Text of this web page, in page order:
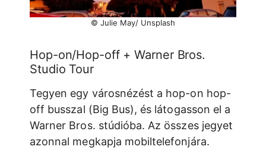
© Julie May/ Unsplash
Hop-on/Hop-off + Warner Bros.
Studio Tour
Tegyen egy városnézést a hop-on hop-
off busszal (Big Bus), és látogasson el a
Warner Bros. stúdióba. Az összes jegyet
azonnal megkapja mobiltelefonjára.